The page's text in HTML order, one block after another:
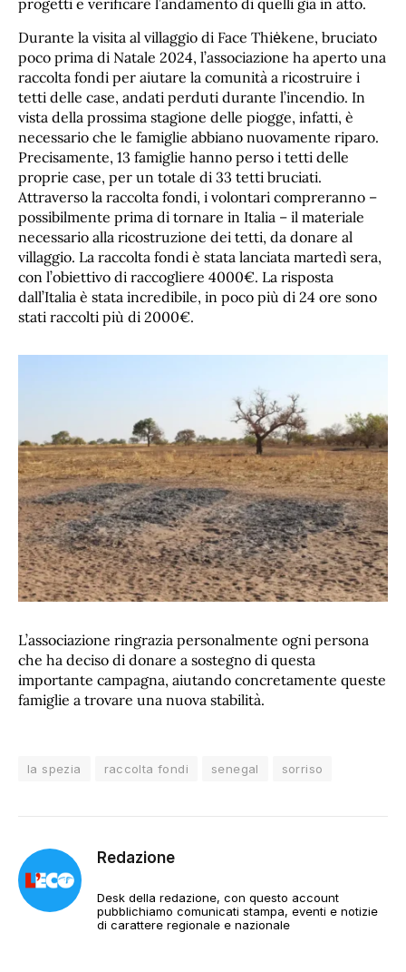
Durante la visita al villaggio di Face Thiėkene, bruciato
poco prima di Natale 2024, l’associazione ha aperto una
raccolta fondi per aiutare la comunità a ricostruire i
tetti delle case, andati perduti durante l’incendio. In
vista della prossima stagione delle piogge, infatti, è
necessario che le famiglie abbiano nuovamente riparo.
Precisamente, 13 famiglie hanno perso i tetti delle
proprie case, per un totale di 33 tetti bruciati.
Attraverso la raccolta fondi, i volontari compreranno –
possibilmente prima di tornare in Italia – il materiale
necessario alla ricostruzione dei tetti, da donare al
villaggio. La raccolta fondi è stata lanciata martedì sera,
con l’obiettivo di raccogliere 4000€. La risposta
dall’Italia è stata incredibile, in poco più di 24 ore sono
stati raccolti più di 2000€.
L’associazione ringrazia personalmente ogni persona
che ha deciso di donare a sostegno di questa
importante campagna, aiutando concretamente queste
famiglie a trovare una nuova stabilità.
la spezia raccolta fondi senegal sorriso
Redazione
Desk della redazione, con questo account
pubblichiamo comunicati stampa, eventi e notizie
di carattere regionale e nazionale